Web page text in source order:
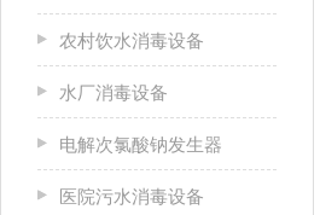
农村饮水消毒设备
水厂消毒设备
电解次氯酸钠发生器
医院污水消毒设备